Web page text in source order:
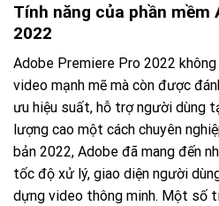
Tính năng của phần mềm
2022
Adobe Premiere Pro 2022
video mạnh mẽ mà còn được
ưu hiệu suất, hỗ trợ người dùng
lượng cao một cách chuyên
bản 2022, Adobe đã mang đến
tốc độ xử lý, giao diện người
dựng video thông minh. Một số